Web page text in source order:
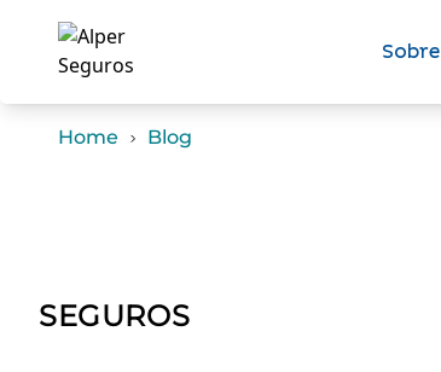
Home Blog
SEGUROS